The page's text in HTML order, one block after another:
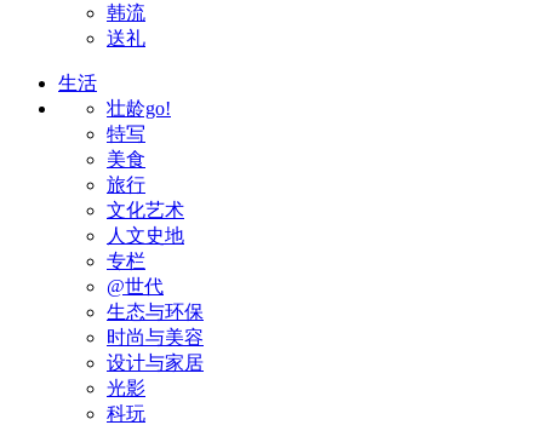
韩流
送礼
生活
壮龄go!
特写
美食
旅行
文化艺术
人文史地
专栏
@世代
生态与环保
时尚与美容
设计与家居
光影
科玩